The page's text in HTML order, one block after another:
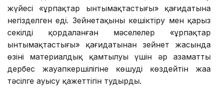
жүйесі «ұрпақтар ынтымақтастығы» қағидатына
негізделген еді. Зейнетақыны кешіктіру мен қарыз
секілді қордаланған мәселелер «ұрпақтар
ынтымақтастығы» қағидатынан зейнет жасында
өзінің материалдық қамтылуы үшін әр азаматтың
дербес жауапкершілігіне көшуді көздейтін жаңа
тәсілге ауысу қажеттігін тудырды.